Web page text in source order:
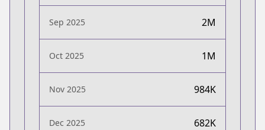
Sep 2025 2M
Oct 2025 1M
Nov 2025 984K
Dec 2025 682K